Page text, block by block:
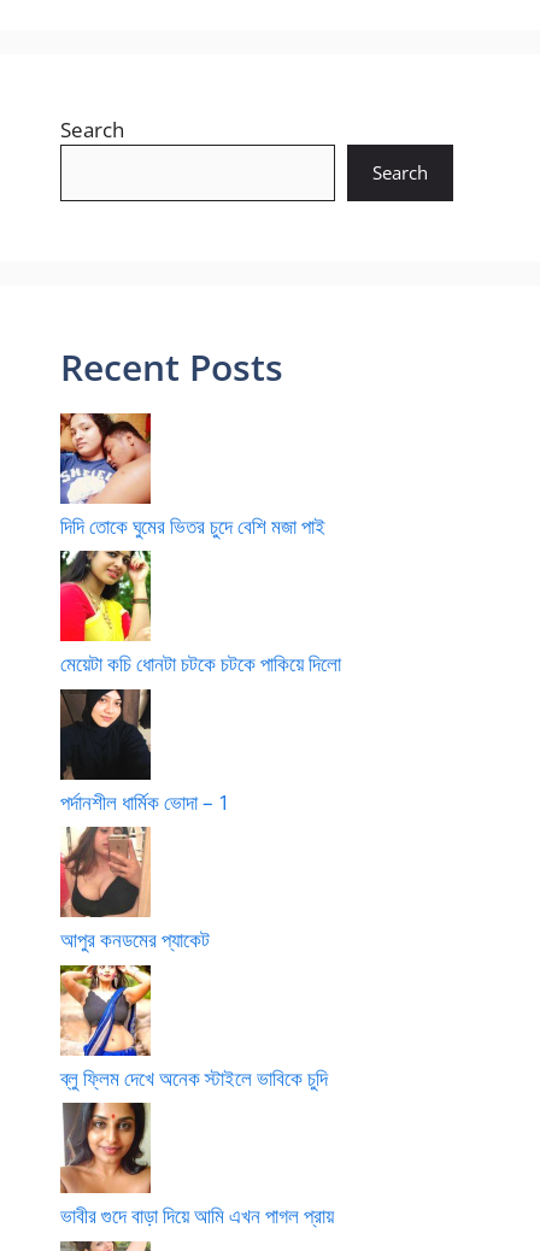
Search
Search
Recent Posts
দিদি তোকে ঘুমের ভিতর চুদে বেশি মজা পাই
মেয়েটা কচি ধোনটা চটকে চটকে পাকিয়ে দিলো
পর্দানশীল ধার্মিক ভোদা – 1
আপুর কনডমের প্যাকেট
ব্লু ফ্লিম দেখে অনেক স্টাইলে ভাবিকে চুদি
ভাবীর গুদে বাড়া দিয়ে আমি এখন পাগল প্রায়